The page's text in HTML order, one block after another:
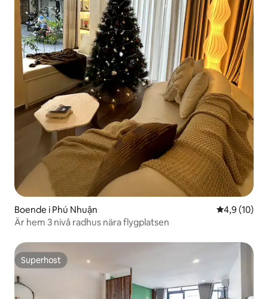
Boende i Phú Nhuận 4,9 av 5 i
4,9 (10)
Är hem 3 nivå radhus nära flygplatsen
Superhost
Superhost